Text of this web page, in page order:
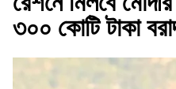
৩০০ কোটি টাকা